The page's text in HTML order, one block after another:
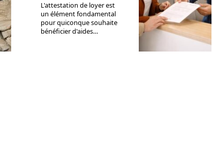
L'attestation de loyer est
un élément fondamental
pour quiconque souhaite
bénéficier d'aides…